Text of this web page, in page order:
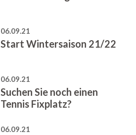
06.09.21
Start Wintersaison 21/22
06.09.21
Suchen Sie noch einen
Tennis Fixplatz?
06.09.21